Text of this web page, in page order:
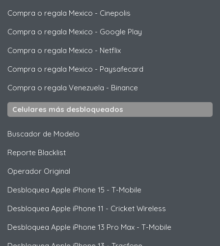
Compra o regala Mexico - Cinepolis
Compra o regala Mexico - Google Play
Compra o regala Mexico - Netflix
Compra o regala Mexico - Paysafecard
Compra o regala Venezuela - Binance
Celulares más desbloqueados
Buscador de Modelo
Reporte Blacklist
Operador Original
Desbloquea Apple iPhone 15 - T-Mobile
Desbloquea Apple iPhone 11 - Cricket Wireless
Desbloquea Apple iPhone 13 Pro Max - T-Mobile